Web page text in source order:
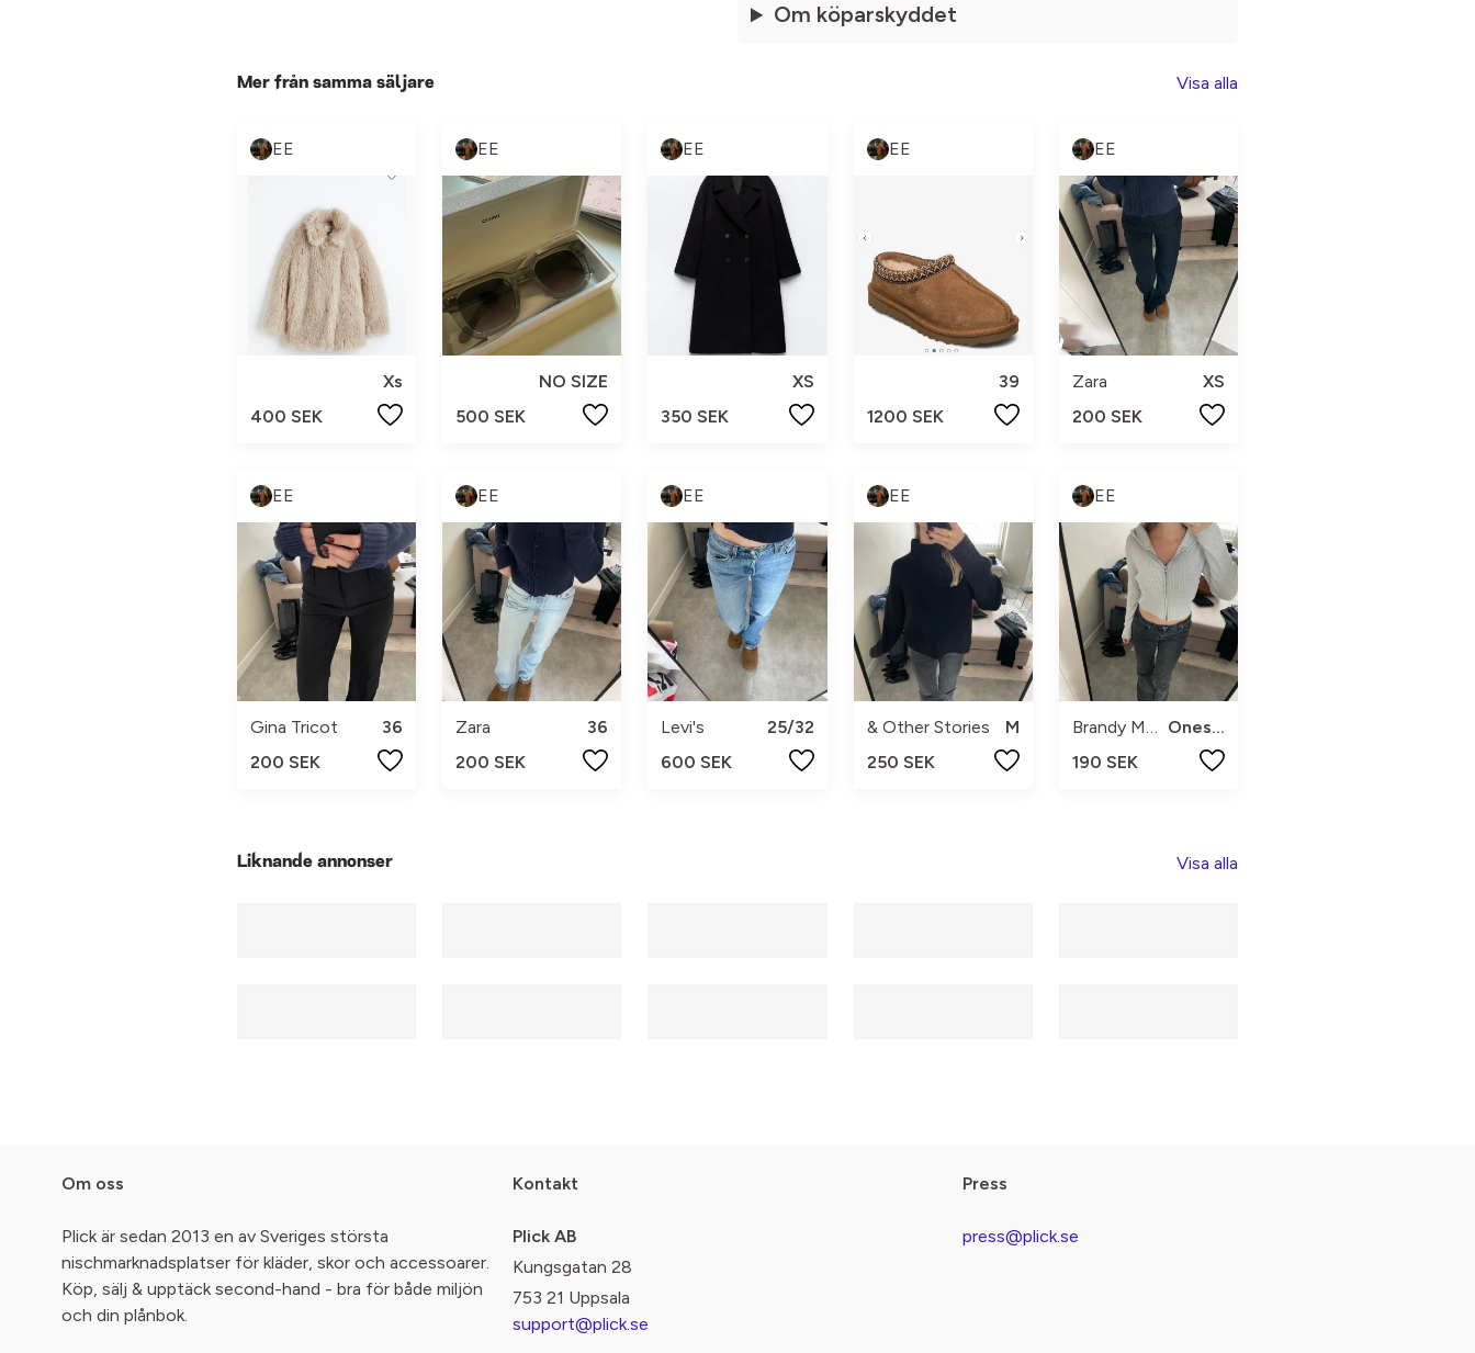
Om köparskyddet
Mer från samma säljare Visa alla
EE
Xs
400 SEK
EE
NO SIZE
500 SEK
EE
XS
350 SEK
EE
39
1200 SEK
EE
Zara
XS
200 SEK
EE
Gina Tricot
36
200 SEK
EE
Zara
36
200 SEK
EE
Levi's
25/32
600 SEK
EE
& Other Stories
M
250 SEK
EE
Onesize
190 SEK
Liknande annonser Visa alla
Om oss
Plick är sedan 2013 en av Sveriges största
nischmarknadsplatser för kläder, skor och accessoarer.
Köp, sälj & upptäck second-hand - bra för både miljön
och din plånbok.
Kontakt
Plick AB
Kungsgatan 28
753 21 Uppsala
support@plick.se
Press
press@plick.se